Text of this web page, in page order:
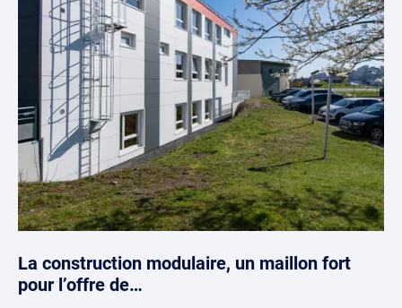
La construction modulaire, un maillon fort
pour l’offre de…